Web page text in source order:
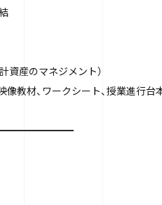
資産のマネジメント）
像教材、ワークシート、授業進行台